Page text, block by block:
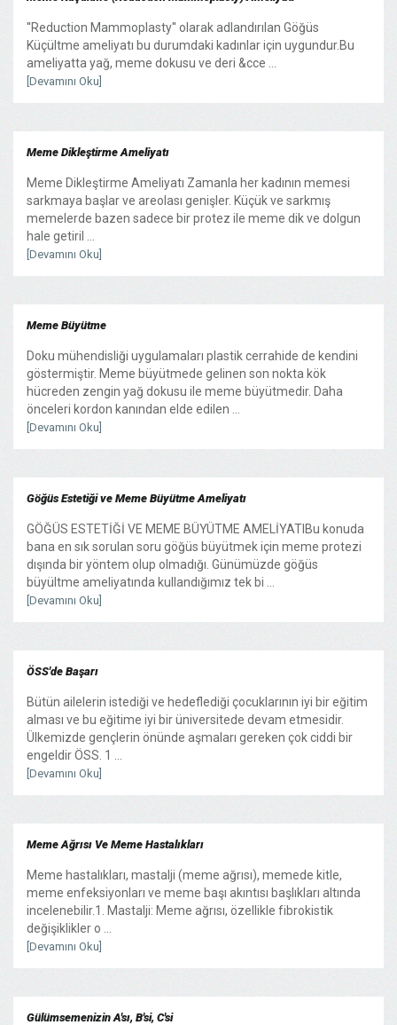
''Reduction Mammoplasty'' olarak adlandırılan Göğüs
Küçültme ameliyatı bu durumdaki kadınlar için uygundur.Bu
ameliyatta yağ, meme dokusu ve deri &cce ...
[Devamını Oku]
Meme Dikleştirme Ameliyatı
Meme Dikleştirme Ameliyatı Zamanla her kadının memesi
sarkmaya başlar ve areolası genişler. Küçük ve sarkmış
memelerde bazen sadece bir protez ile meme dik ve dolgun
hale getiril ...
[Devamını Oku]
Meme Büyütme
Doku mühendisliği uygulamaları plastik cerrahide de kendini
göstermiştir. Meme büyütmede gelinen son nokta kök
hücreden zengin yağ dokusu ile meme büyütmedir. Daha
önceleri kordon kanından elde edilen ...
[Devamını Oku]
Göğüs Estetiği ve Meme Büyütme Ameliyatı
GÖĞÜS ESTETİĞİ VE MEME BÜYÜTME AMELİYATIBu konuda
bana en sık sorulan soru göğüs büyütmek için meme protezi
dışında bir yöntem olup olmadığı. Günümüzde göğüs
büyültme ameliyatında kullandığımız tek bi ...
[Devamını Oku]
ÖSS'de Başarı
Bütün ailelerin istediği ve hedeflediği çocuklarının iyi bir eğitim
alması ve bu eğitime iyi bir üniversitede devam etmesidir.
Ülkemizde gençlerin önünde aşmaları gereken çok ciddi bir
engeldir ÖSS. 1 ...
[Devamını Oku]
Meme Ağrısı Ve Meme Hastalıkları
Meme hastalıkları, mastalji (meme ağrısı), memede kitle,
meme enfeksiyonları ve meme başı akıntısı başlıkları altında
incelenebilir.1. Mastalji: Meme ağrısı, özellikle fibrokistik
değişiklikler o ...
[Devamını Oku]
Gülümsemenizin A'sı, B'si, C'si